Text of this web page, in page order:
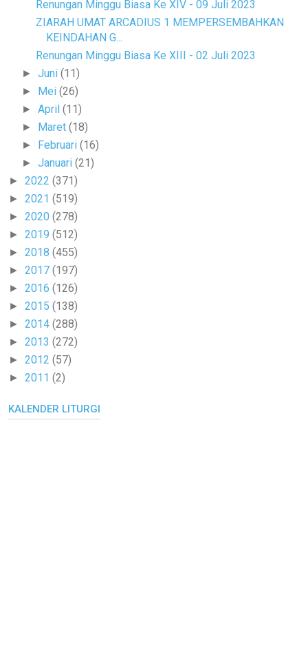
Renungan Minggu Biasa Ke XIV - 09 Juli 2023
ZIARAH UMAT ARCADIUS 1 MEMPERSEMBAHKAN
KEINDAHAN G...
Renungan Minggu Biasa Ke XIII - 02 Juli 2023
►Juni(11)
► Mei(26)
►April(11)
► Maret(18)
► Februari(16)
►Januari(21)
► 2022 (371)
► 2021 (519)
► 2020 (278)
► 2019 (512)
► 2018 (455)
► 2017 (197)
► 2016 (126)
► 2015 (138)
► 2014 (288)
► 2013 (272)
► 2012 (57)
► 2011 (2)
KALENDER LITURGI